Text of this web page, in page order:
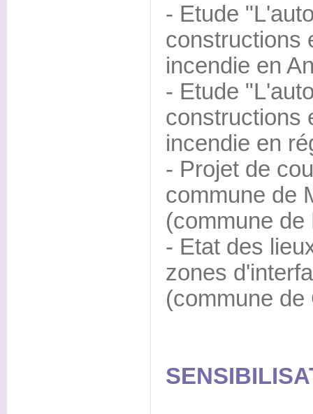
- Etude
constructions
incendie en
- Etude
constructions
incendie en
- Projet de
commune de
(commune de
- Etat des
zones
(commune de